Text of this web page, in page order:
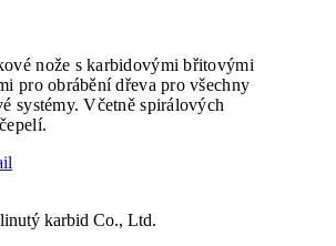
nože s karbidovými břitovými
pro obrábění dřeva pro všechny
systémy. Včetně spirálových
karbid Co., Ltd.